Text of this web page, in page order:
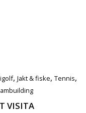
, Jakt & fiske, Tennis,
VISITA